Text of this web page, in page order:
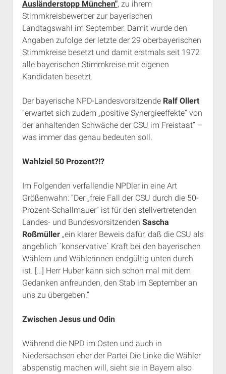
Rechte Termine München
Über a.i.d.a.
RSS-Feeds, Twitter & Facebook
Bibliothek
Kontakt & PGP-Key
Ausländerstopp München", zu ihrem
Stimmkreisbewerber zur bayerischen
Landtagswahl im September. Damit wurde den
Angaben zufolge der letzte der 29 oberbayerischen
Stimmkreise besetzt und damit erstmals seit 1972
alle bayerischen Stimmkreise mit eigenen
Kandidaten besetzt.
Der bayerische NPD-Landesvorsitzende Ralf Ollert
“erwartet sich zudem „positive Synergieeffekte“ von
der anhaltenden Schwäche der CSU im Freistaat” –
was immer das genau bedeuten soll.
Wahlziel 50 Prozent?!?
Im Folgenden verfallendie NPDler in eine Art
Größenwahn: “Der „freie Fall der CSU durch die 50-
Prozent-Schallmauer“ ist für den stellvertretenden
Landes- und Bundesvorsitzenden Sascha
Roßmüller„ein klarer Beweis dafür, daß die CSU als
angeblich ´konservative´ Kraft bei den bayerischen
Wählern und Wählerinnen endgültig unten durch
ist. […] Herr Huber kann sich schon mal mit dem
Gedanken anfreunden, den Stab im September an
uns zu übergeben.”
Zwischen Jesus und Odin
Während die NPD im Osten und auch in
Niedersachsen eher der Partei Die Linke die Wähler
abspenstig machen will, sieht sie in Bayern also